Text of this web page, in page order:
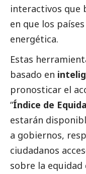
interactivos que
en que los
energética.
Estas
basado en
pronosticar el
“Índice de
estarán
a gobiernos,
ciudadanos
sobre la